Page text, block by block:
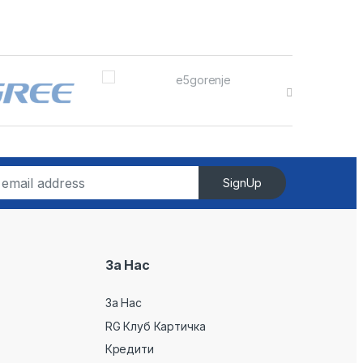
SignUp
За Нас
За Нас
RG Клуб Картичка
Кредити